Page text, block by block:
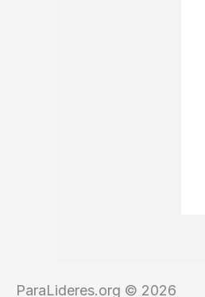
ParaLideres.org © 2026